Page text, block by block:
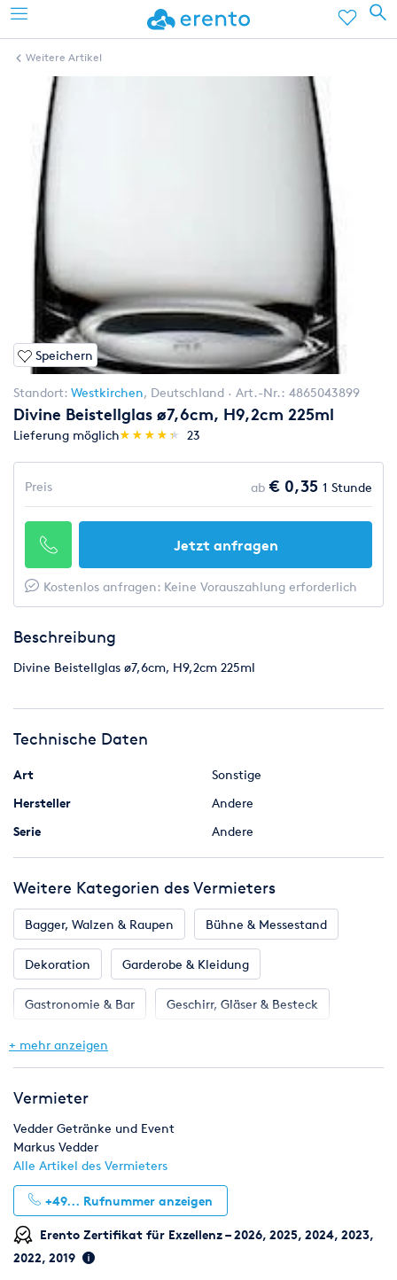
Weitere Artikel
Speichern
Standort: Westkirchen, Deutschland Art.-Nr.: 4865043899
Divine Beistellglas ø7,6cm, H9,2cm 225ml
Lieferung möglich(*)
★
★
(*)★
★
(*) ★
★
(*) ★
★
(*) ★
★ 23
Preis ab € 0,35 1 Stunde
Jetzt anfragen
Kostenlos anfragen: Keine Vorauszahlung erforderlich
Beschreibung
Divine Beistellglas ø7,6cm, H9,2cm 225ml
Technische Daten
Art
Sonstige
Hersteller
Andere
Serie
Andere
Weitere Kategorien des Vermieters
Bagger, Walzen & Raupen Bühne & Messestand
Dekoration Garderobe & Kleidung
Gastronomie & Bar Geschirr, Gläser & Besteck
Klima & Heizen
Zelte & Zeltsysteme
+ mehr anzeigen
Vermieter
Vedder Getränke und Event
Markus Vedder
Alle Artikel des Vermieters
+49... Rufnummer anzeigen
Erento Zertifikat für Exzellenz – 2026, 2025, 2024, 2023,
2022, 2019